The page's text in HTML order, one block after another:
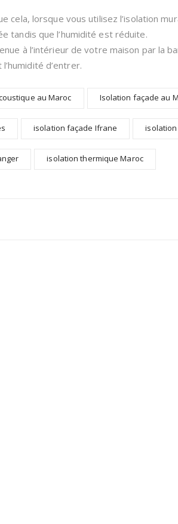
cela, lorsque vous utilisez l’isolation
tandis que l’humidité est réduite.
à l’intérieur de votre maison par la
d’entrer.
au Maroc Isolation façade au
isolation façade Ifrane
isolation thermique Maroc